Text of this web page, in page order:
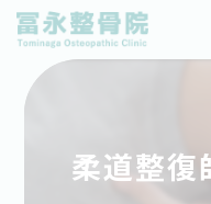
柔道整復